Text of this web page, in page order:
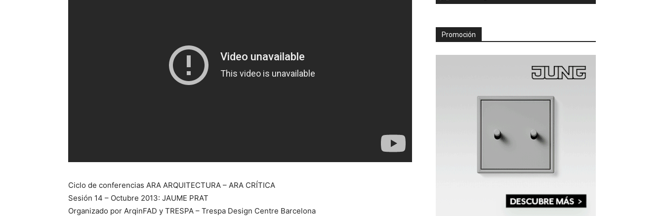
Ciclo de conferencias ARA ARQUITECTURA – ARA CRÍTICA
Sesión 14 – Octubre 2013: JAUME PRAT
Organizado por ArqinFAD y TRESPA – Trespa Design Centre Barcelona
Promoción